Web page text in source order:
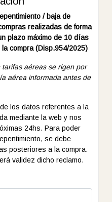
/ baja de
realizadas de forma
plazo máximo de 10 días
compra (Disp.954/2025)
aéreas se rigen por
aérea informada antes de
los datos referentes a la
mediante la web y nos
24hs. Para poder
se debe
posteriores a la compra.
validez dicho reclamo.